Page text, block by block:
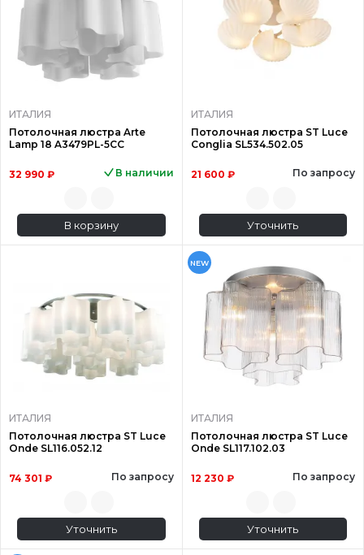
ИТАЛИЯ
Потолочная люстра Arte
Lamp 18 A3479PL-5CC
32 990 ₽ В наличии
В корзину
ИТАЛИЯ
Потолочная люстра ST Luce
Conglia SL534.502.05
21 600 ₽ По запросу
Уточнить
ИТАЛИЯ
Потолочная люстра ST Luce
Onde SL116.052.12
74 301 ₽ По запросу
Уточнить
NEW
ИТАЛИЯ
Потолочная люстра ST Luce
Onde SL117.102.03
12 230 ₽ По запросу
Уточнить